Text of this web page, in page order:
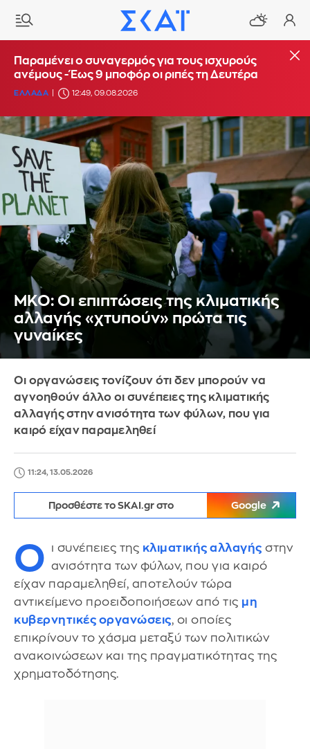
Παραμένει ο συναγερμός για τους ισχυρούς
ανέμους - Έως 9 μποφόρ οι ριπές τη Δευτέρα
ΕΛΛΑΔΑ 12:49, 09.08.2026
ΜΚΟ: Οι επιπτώσεις της κλιματικής
αλλαγής «χτυπούν» πρώτα τις
γυναίκες
Οι οργανώσεις τονίζουν ότι δεν μπορούν να
αγνοηθούν άλλο οι συνέπειες της κλιματικής
αλλαγής στην ανισότητα των φύλων, που για
καιρό είχαν παραμεληθεί
11:24, 13.05.2026
Προσθέστε το SKAI.gr στο Google
Ο ι συνέπειες της κλιματικής αλλαγής στην
ανισότητα των φύλων, που για καιρό
είχαν παραμεληθεί, αποτελούν τώρα
αντικείμενο προειδοποιήσεων από τις μη
κυβερνητικές οργανώσεις, οι οποίες
επικρίνουν το χάσμα μεταξύ των πολιτικών
ανακοινώσεων και της πραγματικότητας της
χρηματοδότησης.